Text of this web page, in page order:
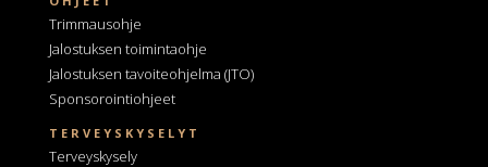
Trimmausohje
Jalostuksen toimintaohje
Jalostuksen tavoiteohjelma (JTO)
Sponsorointiohjeet
TERVEYSKYSELYT
Terveyskysely